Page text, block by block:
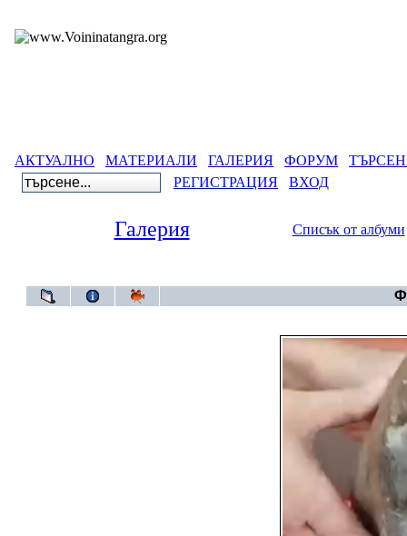
АКТУАЛНО МАТЕРИАЛИ ГАЛЕРИЯ ФОРУМ
РЕГИСТРАЦИЯ
ВХОД
Галерия Списък от албуми